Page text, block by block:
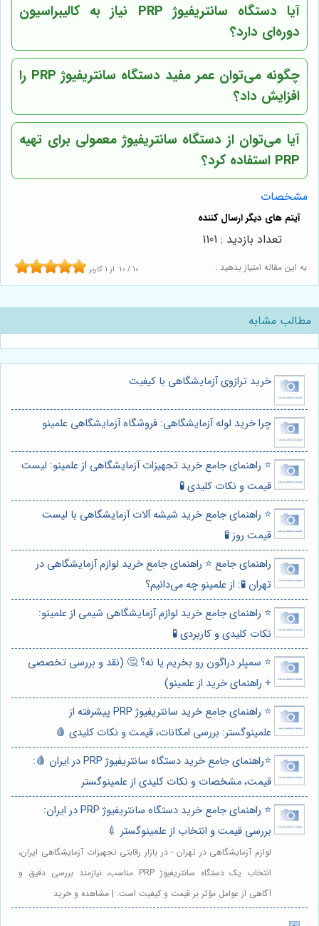
آیا دستگاه سانتریفیوژ PRP نیاز به کالیبراسیون
دوره‌ای دارد؟
چگونه می‌توان عمر مفید دستگاه سانتریفیوژ PRP را
افزایش داد؟
آیا می‌توان از دستگاه سانتریفیوژ معمولی برای تهیه
PRP استفاده کرد؟
مشخصات
به این مقاله امتیاز بدهید : 10 / 10 از 1 کاربر
تعداد بازدید : 1101
مطالب مشابه
خرید ترازوی آزمایشگاهی با کیفیت
چرا خرید لوله آزمایشگاهی: فروشگاه آزمایشگاهی علمینو
⭐️ راهنمای جامع خرید تجهیزات آزمایشگاهی از علمینو: لیست
قیمت و نکات کلیدی 🧪
⭐️ راهنمای جامع خرید شیشه آلات آزمایشگاهی با لیست
قیمت روز 🧪
راهنمای جامع ⭐️ راهنمای جامع خرید لوازم آزمایشگاهی در
تهران 🧪: از علمینو چه می‌دانیم؟
⭐️ راهنمای جامع خرید لوازم آزمایشگاهی شیمی از علمینو:
نکات کلیدی و کاربردی 🧪
⭐️ سمپلر دراگون رو بخریم یا نه؟ 🤔 (نقد و بررسی تخصصی
+ راهنمای خرید از علمینو)
⭐️ راهنمای جامع خرید سانتریفیوژ PRP پیشرفته از
علمینوگستر: بررسی امکانات، قیمت و نکات کلیدی 🩸
⭐️راهنمای جامع خرید دستگاه سانتریفیوژ PRP در ایران 🩸:
قیمت، مشخصات و نکات کلیدی از علمینوگستر
⭐️ راهنمای جامع خرید دستگاه سانتریفیوژ PRP در ایران:
بررسی قیمت و انتخاب از علمینوگستر 💉
لوازم آزمایشگاهی در تهران - در بازار رقابتی تجهیزات آزمایشگاهی ایران،
انتخاب یک دستگاه سانتریفیوژ PRP مناسب، نیازمند بررسی دقیق و
آگاهی از عوامل مؤثر بر قیمت و کیفیت است. | مشاهده و خرید